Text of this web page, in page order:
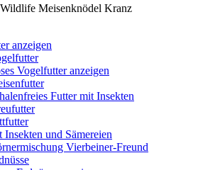
anzeigen
Vogelfutter anzeigen
Futter mit Insekten
Insekten und Sämereien
Vierbeiner-Freund